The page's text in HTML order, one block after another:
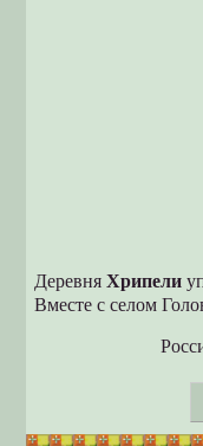
ДеревняХрипели
Вместе с селом